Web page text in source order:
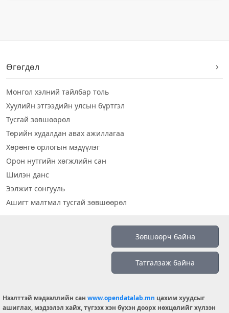
Өгөгдөл
Монгол хэлний тайлбар толь
Хуулийн этгээдийн улсын бүртгэл
Тусгай зөвшөөрөл
Төрийн худалдан авах ажиллагаа
Хөрөнгө орлогын мэдүүлэг
Орон нутгийн хөгжлийн сан
Шилэн данс
Ээлжит сонгууль
Ашигт малтмал тусгай зөвшөөрөл
info@opendatalab.mn
Зөвшөөрч байна
Татгалзаж байна
Нээлттэй мэдээллийн сан www.opendatalab.mn цахим хуудсыг
ашиглах, мэдээлэл хайх, түгээх хэн бүхэн доорх нөхцөлийг хүлээн